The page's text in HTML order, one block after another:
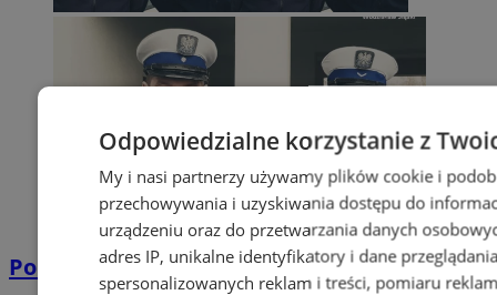
Policyjna eskorta na porodówkę
Odpowiedzialne korzystanie z
My i nasi partnerzy używamy plików cookie i
przechowywania i uzyskiwania dostępu do
urządzeniu oraz do przetwarzania danych
adres IP, unikalne identyfikatory i dane
spersonalizowanych reklam i treści, pomiaru